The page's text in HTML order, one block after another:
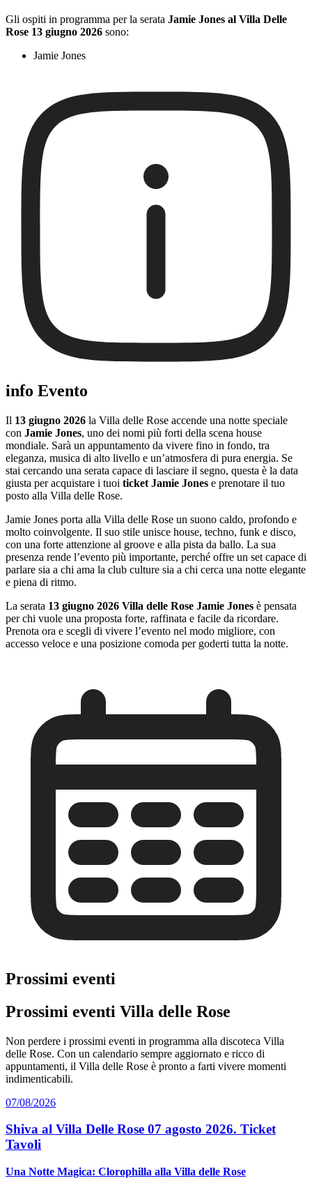
Gli ospiti in programma per la serata Jamie Jones al Villa Delle
Rose 13 giugno 2026 sono:
Jamie Jones
info Evento
Il 13 giugno 2026 la Villa delle Rose accende una notte speciale
con Jamie Jones, uno dei nomi più forti della scena house
mondiale. Sarà un appuntamento da vivere fino in fondo, tra
eleganza, musica di alto livello e un’atmosfera di pura energia. Se
stai cercando una serata capace di lasciare il segno, questa è la data
giusta per acquistare i tuoi ticket Jamie Jones e prenotare il tuo
posto alla Villa delle Rose.
Jamie Jones porta alla Villa delle Rose un suono caldo, profondo e
molto coinvolgente. Il suo stile unisce house, techno, funk e disco,
con una forte attenzione al groove e alla pista da ballo. La sua
presenza rende l’evento più importante, perché offre un set capace di
parlare sia a chi ama la club culture sia a chi cerca una notte elegante
e piena di ritmo.
La serata 13 giugno 2026 Villa delle Rose Jamie Jones è pensata
per chi vuole una proposta forte, raffinata e facile da ricordare.
Prenota ora e scegli di vivere l’evento nel modo migliore, con
accesso veloce e una posizione comoda per goderti tutta la notte.
Prossimi eventi
Prossimi eventi Villa delle Rose
Non perdere i prossimi eventi in programma alla discoteca Villa
delle Rose. Con un calendario sempre aggiornato e ricco di
appuntamenti, il Villa delle Rose è pronto a farti vivere momenti
indimenticabili.
07/08/2026
Shiva al Villa Delle Rose 07 agosto 2026. Ticket
Tavoli
Una Notte Magica: Clorophilla alla Villa delle Rose